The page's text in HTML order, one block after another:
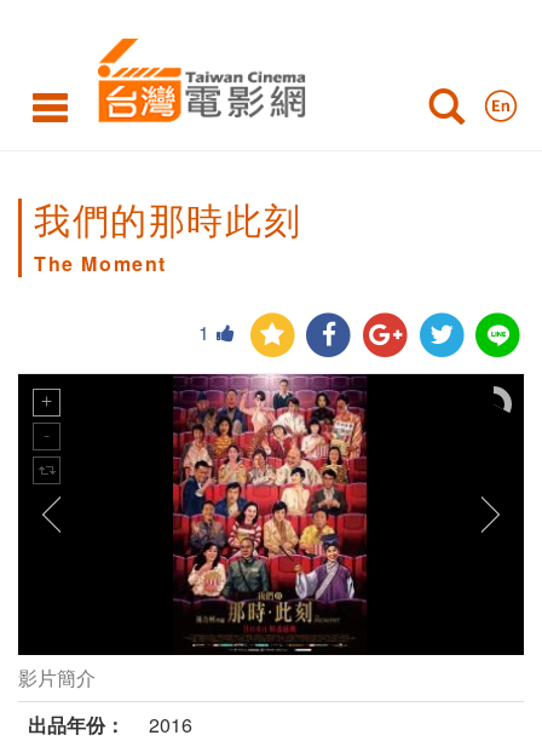
我們的那時此刻
The Moment
1
我們的那時此刻劇照
影片簡介
出品年份：
2016